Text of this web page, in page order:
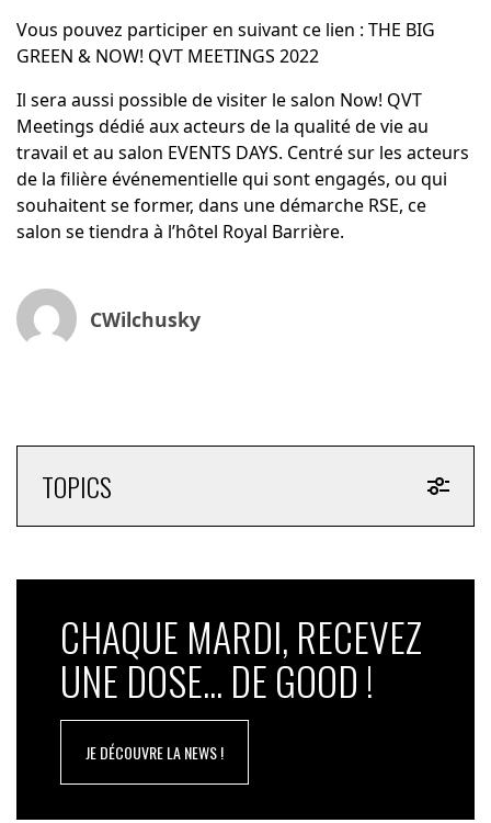
Vous pouvez participer en suivant ce lien : THE BIG
GREEN & NOW! QVT MEETINGS 2022
Il sera aussi possible de visiter le salon Now! QVT
Meetings dédié aux acteurs de la qualité de vie au
travail et au salon EVENTS DAYS. Centré sur les acteurs
de la filière événementielle qui sont engagés, ou qui
souhaitent se former, dans une démarche RSE, ce
salon se tiendra à l’hôtel Royal Barrière.
CWilchusky
TOPICS
CHAQUE MARDI, RECEVEZ
UNE DOSE... DE GOOD !
JE DÉCOUVRE LA NEWS !